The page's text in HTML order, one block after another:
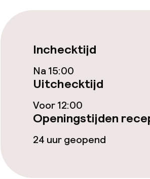
Eet- en drinkgelegenheden
Restaurant
Eet- en drinkdiensten
Roomservice
Inchecktijd
Na 15:00
Uitchecktijd
Voor 12:00
Openingstijden
24 uur geopend